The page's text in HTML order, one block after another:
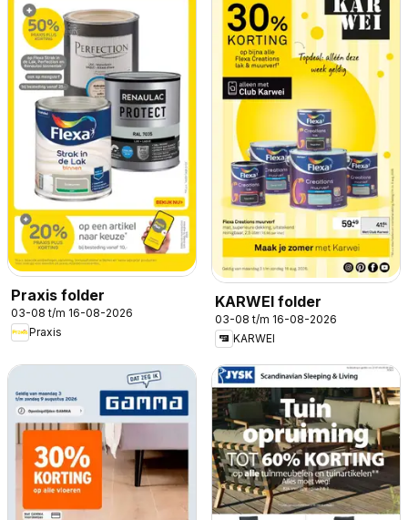
Praxis folder
03-08 t/m 16-08-2026
Praxis
KARWEI folder
03-08 t/m 16-08-2026
KARWEI